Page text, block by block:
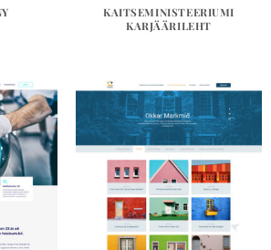
KAITSEMINISTEERIUMI
KARJÄÄRILEHT